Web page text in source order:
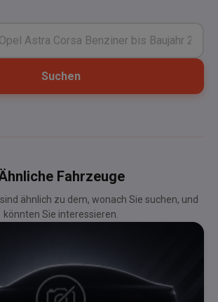
Suchen
Fahrzeuge
ähnlich zu dem, wonach Sie suchen, und
könnten Sie interessieren.